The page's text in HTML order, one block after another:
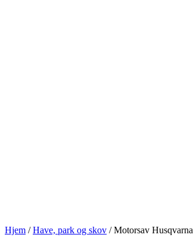
Hjem /Have, park og skov / Motorsav Husqvarna